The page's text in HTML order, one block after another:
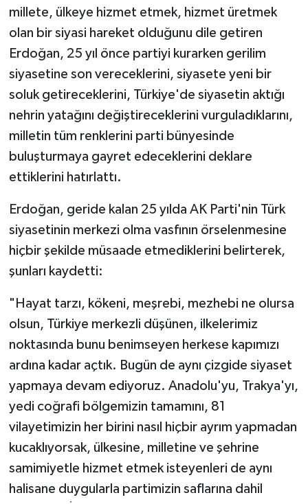
millete, ülkeye hizmet etmek, hizmet üretmek
olan bir siyasi hareket olduğunu dile getiren
Erdoğan, 25 yıl önce partiyi kurarken gerilim
siyasetine son vereceklerini, siyasete yeni bir
soluk getireceklerini, Türkiye'de siyasetin aktığı
nehrin yatağını değiştireceklerini vurguladıklarını,
milletin tüm renklerini parti bünyesinde
buluşturmaya gayret edeceklerini deklare
ettiklerini hatırlattı.
Erdoğan, geride kalan 25 yılda AK Parti'nin Türk
siyasetinin merkezi olma vasfının örselenmesine
hiçbir şekilde müsaade etmediklerini belirterek,
şunları kaydetti:
"Hayat tarzı, kökeni, meşrebi, mezhebi ne olursa
olsun, Türkiye merkezli düşünen, ilkelerimiz
noktasında bunu benimseyen herkese kapımızı
ardına kadar açtık. Bugün de aynı çizgide siyaset
yapmaya devam ediyoruz. Anadolu'yu, Trakya'yı,
yedi coğrafi bölgemizin tamamını, 81
vilayetimizin her birini nasıl hiçbir ayrım yapmadan
kucaklıyorsak, ülkesine, milletine ve şehrine
samimiyetle hizmet etmek isteyenleri de aynı
halisane duygularla partimizin saflarına dahil